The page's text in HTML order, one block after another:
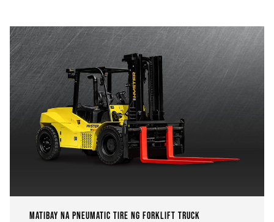
MATIBAY NA PNEUMATIC TIRE NG FORKLIFT TRUCK